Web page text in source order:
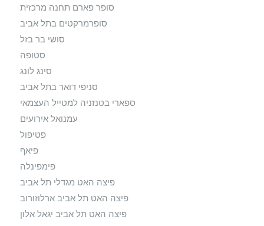
סופר פארם תחנה מרכזית
סופרמרקטים בתל אביב
סושי בר בזל
סטופה
סינג לונג
סניפי דואר בתל אביב
ספארי בטנזניה למטייל העצמאי
עמנואל אירועים
פטיפול
פיאף
פימפינלה
פיצה האט מגדלי תל אביב
פיצה האט תל אביב ארלוזורוב
פיצה האט תל אביב יגאל אלון